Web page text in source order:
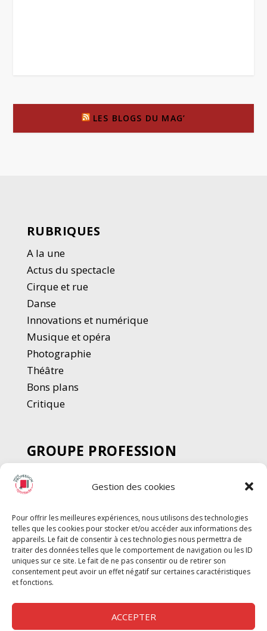
Gestion des cookies
Pour offrir les meilleures expériences, nous utilisons des technologies
telles que les cookies pour stocker et/ou accéder aux informations des
appareils. Le fait de consentir à ces technologies nous permettra de
traiter des données telles que le comportement de navigation ou les ID
uniques sur ce site. Le fait de ne pas consentir ou de retirer son
consentement peut avoir un effet négatif sur certaines caractéristiques
et fonctions.
ACCEPTER
LES BLOGS DU MAG’
RUBRIQUES
A la une
Actus du spectacle
Cirque et rue
Danse
Innovations et numérique
Musique et opéra
Photographie
Théâtre
Bons plans
Critique
GROUPE PROFESSION
SPECTACLE
Chèque Intermittents
Chèque Compta
Chèque Emploi Spectacle
G-Pods
Profession Audio-visuel